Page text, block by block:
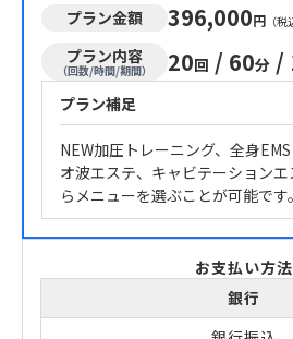
プラン金額 396,000円 （税
プラン内容
（回数/時間/期間） 20回 / 60分 /
プラン補足
NEW加圧トレーニング、全身
オ波エステ、キャビテーション
らメニューを選ぶことが可能です。
お支払い方法
銀行